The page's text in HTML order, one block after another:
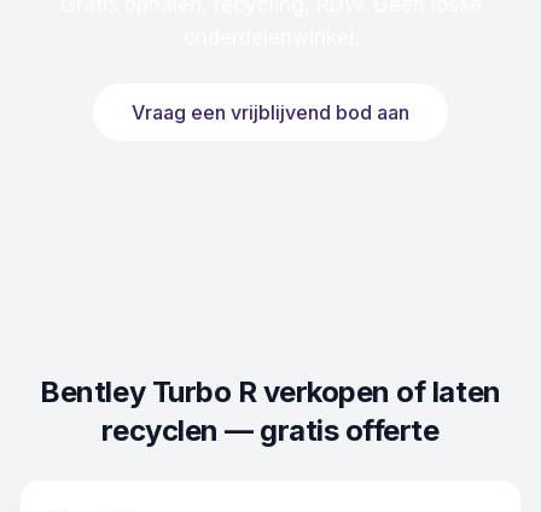
Vraag een vrijblijvend bod aan
Bentley Turbo Rverkopen of laten
recyclen — gratis offerte